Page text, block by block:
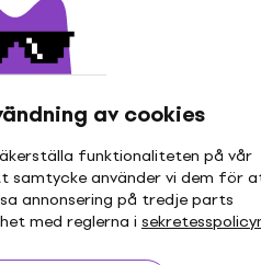
av cookies
funktionaliteten på vår
använder vi dem för
annonsering på tredje parts
med reglerna i